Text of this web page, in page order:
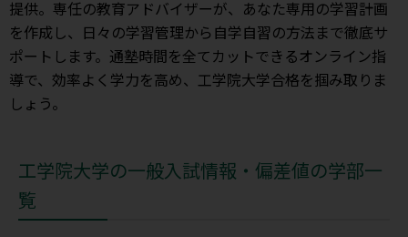
提供。専任の教育アドバイザーが、あなた専用の学習計画
を作成し、日々の学習管理から自学自習の方法まで徹底サ
ポートします。通塾時間を全てカットできるオンライン指
導で、効率よく学力を高め、工学院大学合格を掴み取りま
しょう。
工学院大学の一般入試情報・偏差値の学部一
覧